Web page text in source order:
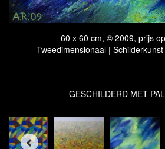
60 x 60 cm, © 2009, prijs
Tweedimensionaal |
GESCHILDERD MET